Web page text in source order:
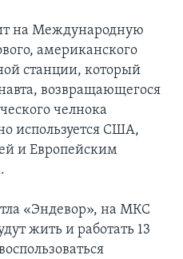
на Международную
американского
станции, который
возвращающегося
челнока
используется США,
и Европейским
«Эндевор», на МКС
жить и работать 13